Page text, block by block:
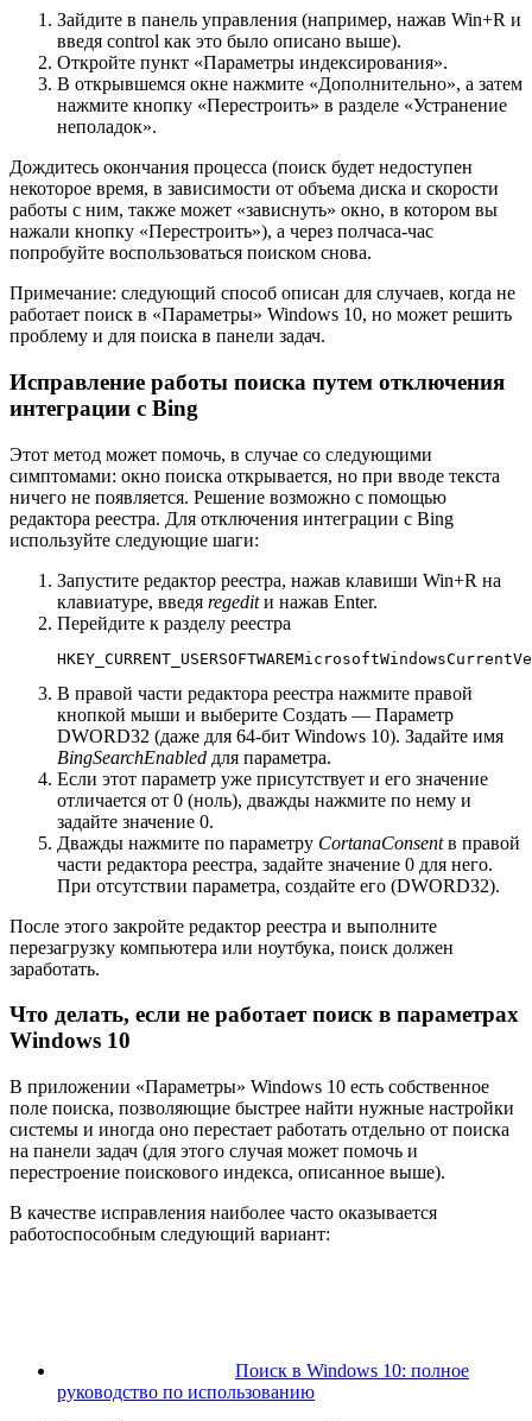
Зайдите в панель управления (например, нажав Win+R и
введя control как это было описано выше).
Откройте пункт «Параметры индексирования».
В открывшемся окне нажмите «Дополнительно», а затем
нажмите кнопку «Перестроить» в разделе «Устранение
неполадок».
Дождитесь окончания процесса (поиск будет недоступен
некоторое время, в зависимости от объема диска и скорости
работы с ним, также может «зависнуть» окно, в котором вы
нажали кнопку «Перестроить»), а через полчаса-час
попробуйте воспользоваться поиском снова.
Примечание: следующий способ описан для случаев, когда не
работает поиск в «Параметры» Windows 10, но может решить
проблему и для поиска в панели задач.
Исправление работы поиска путем отключения
интеграции с Bing
Этот метод может помочь, в случае со следующими
симптомами: окно поиска открывается, но при вводе текста
ничего не появляется. Решение возможно с помощью
редактора реестра. Для отключения интеграции с Bing
используйте следующие шаги:
Запустите редактор реестра, нажав клавиши Win+R на
клавиатуре, введя regeditи нажав Enter.
Перейдите к разделу реестра
В правой части редактора реестра нажмите правой
кнопкой мыши и выберите Создать — Параметр
DWORD32 (даже для 64-бит Windows 10). Задайте имя
BingSearchEnabled для параметра.
Если этот параметр уже присутствует и его значение
отличается от 0 (ноль), дважды нажмите по нему и
задайте значение 0.
Дважды нажмите по параметру CortanaConsentв правой
части редактора реестра, задайте значение 0 для него.
При отсутствии параметра, создайте его (DWORD32).
После этого закройте редактор реестра и выполните
перезагрузку компьютера или ноутбука, поиск должен
заработать.
Что делать, если не работает поиск в параметрах
Windows 10
В приложении «Параметры» Windows 10 есть собственное
поле поиска, позволяющие быстрее найти нужные настройки
системы и иногда оно перестает работать отдельно от поиска
на панели задач (для этого случая может помочь и
перестроение поискового индекса, описанное выше).
В качестве исправления наиболее часто оказывается
работоспособным следующий вариант:
Поиск в Windows 10: полное
руководство по использованию